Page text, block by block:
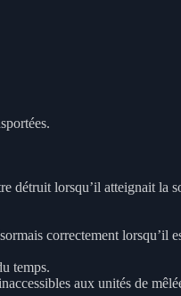
détruit lorsqu’il atteignait la
correctement lorsqu’il
temps.
aux unités de